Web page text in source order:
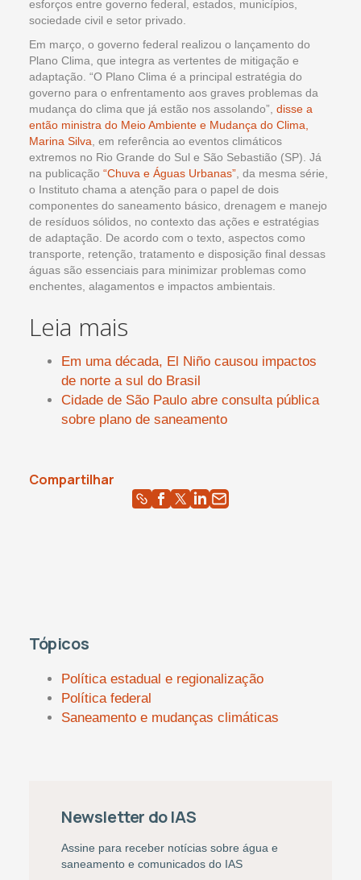
esforços entre governo federal, estados, municípios,
sociedade civil e setor privado.
Em março, o governo federal realizou o lançamento do
Plano Clima, que integra as vertentes de mitigação e
adaptação. “O Plano Clima é a principal estratégia do
governo para o enfrentamento aos graves problemas da
mudança do clima que já estão nos assolando”, disse a
então ministra do Meio Ambiente e Mudança do Clima,
Marina Silva, em referência ao eventos climáticos
extremos no Rio Grande do Sul e São Sebastião (SP). Já
na publicação “Chuva e Águas Urbanas”, da mesma série,
o Instituto chama a atenção para o papel de dois
componentes do saneamento básico, drenagem e manejo
de resíduos sólidos, no contexto das ações e estratégias
de adaptação. De acordo com o texto, aspectos como
transporte, retenção, tratamento e disposição final dessas
águas são essenciais para minimizar problemas como
enchentes, alagamentos e impactos ambientais.
Leia mais
Em uma década, El Niño causou impactos
de norte a sul do Brasil
Cidade de São Paulo abre consulta pública
sobre plano de saneamento
Compartilhar
Tópicos
Política estadual e regionalização
Política federal
Saneamento e mudanças climáticas
Newsletter do IAS
Assine para receber notícias sobre água e
saneamento e comunicados do IAS